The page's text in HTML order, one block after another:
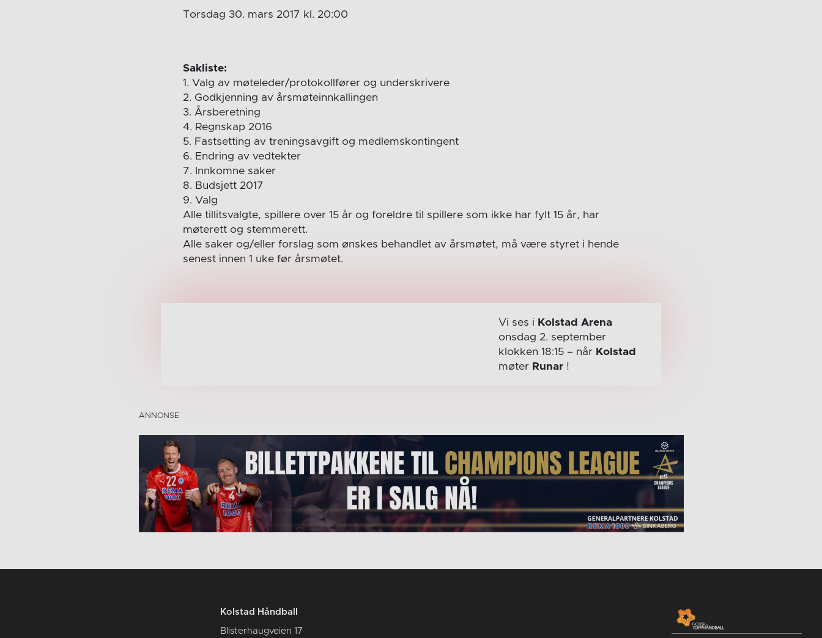
Torsdag 30. mars 2017 kl. 20:00
Sakliste:
1. Valg av møteleder/protokollfører og underskrivere
2. Godkjenning av årsmøteinnkallingen
3. Årsberetning
4. Regnskap 2016
5. Fastsetting av treningsavgift og medlemskontingent
6. Endring av vedtekter
7. Innkomne saker
8. Budsjett 2017
9. Valg
Alle tillitsvalgte, spillere over 15 år og foreldre til spillere som ikke har fylt 15 år, har
møterett og stemmerett.
Alle saker og/eller forslag som ønskes behandlet av årsmøtet, må være styret i hende
senest innen 1 uke før årsmøtet.
Vi ses i Kolstad Arena
onsdag 2. september
klokken 18:15 – når Kolstad
møter Runar !
Kolstad Håndball
Blisterhaugveien 17